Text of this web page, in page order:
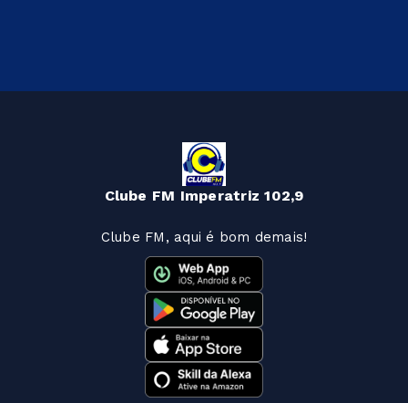
Clube FM Imperatriz 102,9
Clube FM, aqui é bom demais!